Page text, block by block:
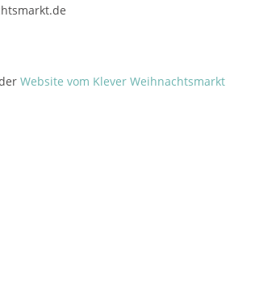
Website vom Klever Weihnachtsmarkt